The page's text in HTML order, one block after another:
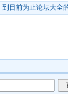
到目前为止论坛大全